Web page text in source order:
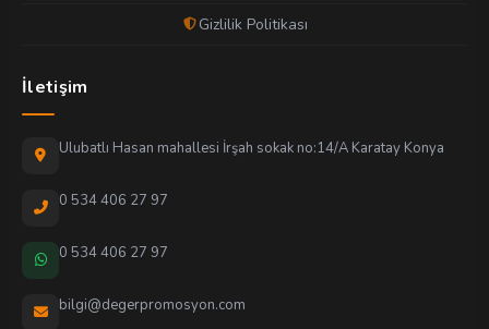
Gizlilik Politikası
İletişim
Ulubatlı Hasan mahallesi İrşah sokak no:14/A Karatay Konya
0 534 406 27 97
0 534 406 27 97
bilgi@degerpromosyon.com